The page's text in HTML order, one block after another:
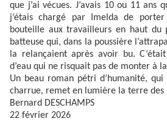
que j’ai vécues. J’avais 10 ou 11 ans
j’étais chargé par Imelda de
bouteille aux travailleurs en haut
batteuse qui, dans la poussière
la relançaient après avoir bu.
d’eau qui ne risquait pas de monter à
Un beau roman pétri d’humanité,
charrue, remet en lumière la terre des
Bernard DESCHAMPS
22 février 2026